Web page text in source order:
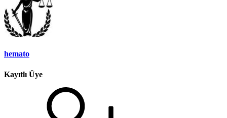
hemato
Kayıtlı Üye